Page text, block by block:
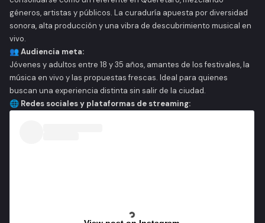
géneros, artistas y públicos. La curaduría apuesta por diversidad
sonora, alta producción y una vibra de descubrimiento musical en
vivo.
👥 Audiencia meta:
Jóvenes y adultos entre 18 y 35 años, amantes de los festivales, la
música en vivo y las propuestas frescas. Ideal para quienes
buscan una experiencia distinta sin salir de la ciudad.
🌐 Redes sociales y plataformas de streaming: